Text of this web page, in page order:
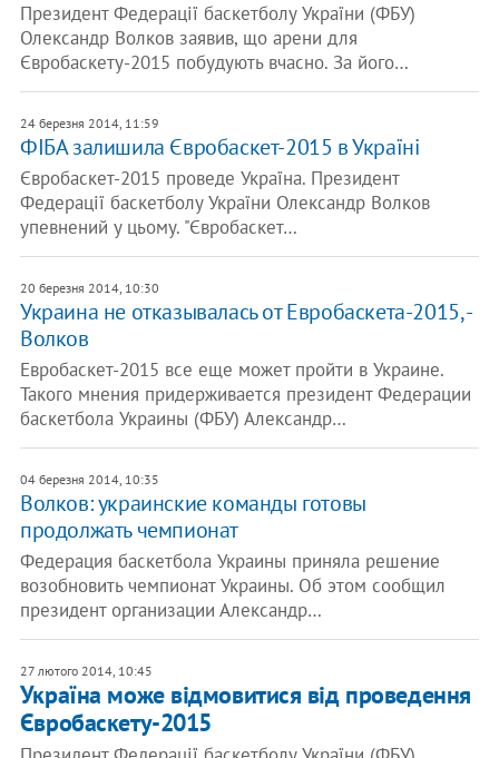
Президент Федерації баскетболу України (ФБУ)
Олександр Волков заявив, що арени для
Євробаскету-2015 побудують вчасно. За його…
24 березня 2014, 11:59
ФІБА залишила Євробаскет-2015 в Україні
Євробаскет-2015 проведе Україна. Президент
Федерації баскетболу України Олександр Волков
упевнений у цьому. "Євробаскет…
20 березня 2014, 10:30
Украина не отказывалась от Евробаскета-2015, -
Волков
Евробаскет-2015 все еще может пройти в Украине.
Такого мнения придерживается президент Федерации
баскетбола Украины (ФБУ) Александр…
04 березня 2014, 10:35
Волков: украинские команды готовы
продолжать чемпионат
Федерация баскетбола Украины приняла решение
возобновить чемпионат Украины. Об этом сообщил
президент организации Александр…
27 лютого 2014, 10:45
Україна може відмовитися від проведення
Євробаскету-2015